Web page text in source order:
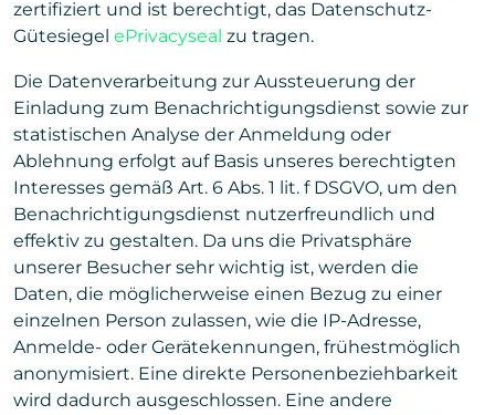
zertifiziert und ist berechtigt, das Datenschutz-
Gütesiegel ePrivacyseal zu tragen.
Die Datenverarbeitung zur Aussteuerung der
Einladung zum Benachrichtigungsdienst sowie zur
statistischen Analyse der Anmeldung oder
Ablehnung erfolgt auf Basis unseres berechtigten
Interesses gemäß Art. 6 Abs. 1 lit. f DSGVO, um den
Benachrichtigungsdienst nutzerfreundlich und
effektiv zu gestalten. Da uns die Privatsphäre
unserer Besucher sehr wichtig ist, werden die
Daten, die möglicherweise einen Bezug zu einer
einzelnen Person zulassen, wie die IP-Adresse,
Anmelde- oder Gerätekennungen, frühestmöglich
anonymisiert. Eine direkte Personenbeziehbarkeit
wird dadurch ausgeschlossen. Eine andere